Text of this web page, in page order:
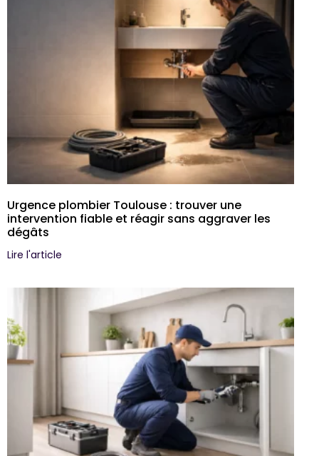
Urgence plombier Toulouse : trouver une
intervention fiable et réagir sans aggraver les
dégâts
Lire l'article